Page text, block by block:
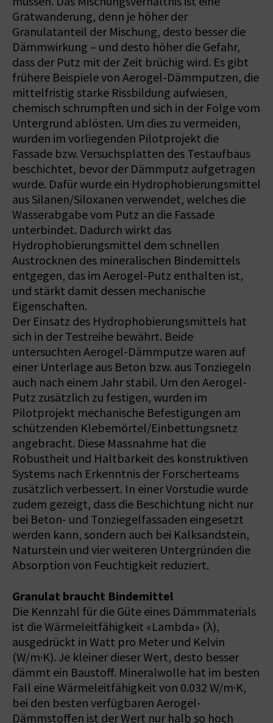
Gratwanderung, denn je höher der
Granulatanteil der Mischung, desto besser die
Dämmwirkung – und desto höher die Gefahr,
dass der Putz mit der Zeit brüchig wird. Es gibt
frühere Beispiele von Aerogel-Dämmputzen, die
mittelfristig starke Rissbildung aufwiesen,
chemisch schrumpften und sich in der Folge vom
Untergrund ablösten. Um dies zu vermeiden,
wurden im vorliegenden Pilotprojekt die
Fassade bzw. Versuchsplatten des Testaufbaus
beschichtet, bevor der Dämmputz aufgetragen
wurde. Dafür wurde ein Hydrophobierungsmittel
aus Silanen/Siloxanen verwendet, welches die
Wasserabgabe vom Putz an die Fassade
unterbindet. Dadurch wirkt das
Hydrophobierungsmittel dem schnellen
Austrocknen des mineralischen Bindemittels
entgegen, das im Aerogel-Putz enthalten ist,
und stärkt damit dessen mechanische
Eigenschaften.
Der Einsatz des Hydrophobierungsmittels hat
sich in der Testreihe bewährt. Beide
untersuchten Aerogel-Dämmputze waren auf
einer Unterlage aus Beton bzw. aus Tonziegeln
auch nach einem Jahr stabil. Um den Aerogel-
Putz zusätzlich zu festigen, wurden im
Pilotprojekt mechanische Befestigungen am
schützenden Klebemörtel/Einbettungsnetz
angebracht. Diese Massnahme hat die
Robustheit und Haltbarkeit des konstruktiven
Systems nach Erkenntnis der Forscherteams
zusätzlich verbessert. In einer Vorstudie wurde
zudem gezeigt, dass die Beschichtung nicht nur
bei Beton- und Tonziegelfassaden eingesetzt
werden kann, sondern auch bei Kalksandstein,
Naturstein und vier weiteren Untergründen die
Absorption von Feuchtigkeit reduziert.
Granulat braucht Bindemittel
Die Kennzahl für die Güte eines Dämmmaterials
ist die Wärmeleitfähigkeit «Lambda» (λ),
ausgedrückt in Watt pro Meter und Kelvin
(W/m·K). Je kleiner dieser Wert, desto besser
dämmt ein Baustoff. Mineralwolle hat im besten
Fall eine Wärmeleitfähigkeit von 0.032 W/m·K,
bei den besten verfügbaren Aerogel-
Dämmstoffen ist der Wert nur halb so hoch